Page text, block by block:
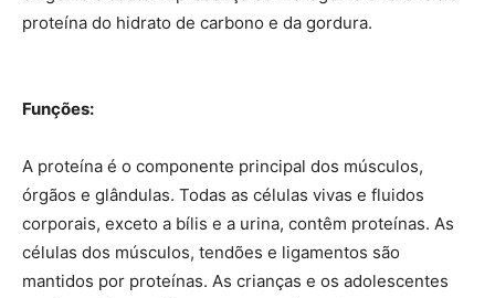
proteína do hidrato de carbono e da gordura.
Funções:
A proteína é o componente principal dos músculos,
órgãos e glândulas. Todas as células vivas e fluidos
corporais, exceto a bílis e a urina, contêm proteínas. As
células dos músculos, tendões e ligamentos são
mantidos por proteínas. As crianças e os adolescentes